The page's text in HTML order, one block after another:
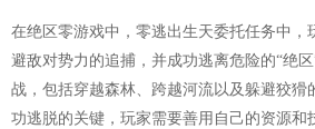
在绝区零游戏中，零逃出生天委托任务中，
避敌对势力的追捕，并成功逃离危险的“绝
战，包括穿越森林、跨越河流以及躲避狡猾
功逃脱的关键，玩家需要善用自己的资源和